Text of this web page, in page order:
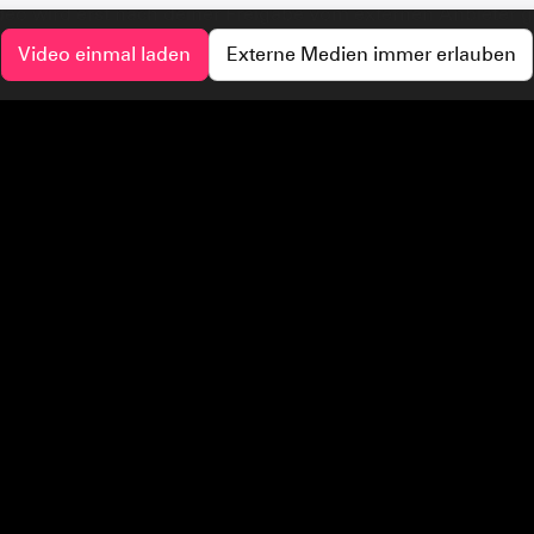
wird erst nach deiner Freigabe vom externen Anbieter
Video einmal laden
Externe Medien immer erlauben